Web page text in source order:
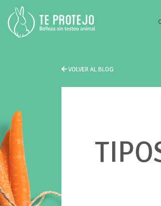
VOLVER AL BLOG